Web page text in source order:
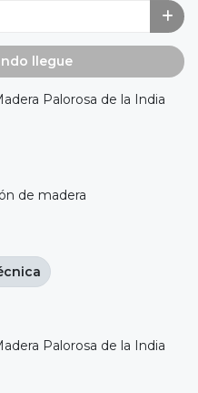
llegue
Palorosa de la India
de madera
Palorosa de la India